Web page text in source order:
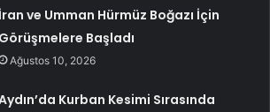
İran ve Umman Hürmüz Boğazı İçin
Görüşmelere Başladı
Ağustos 10, 2026
Kurban Kesimi Sırasında